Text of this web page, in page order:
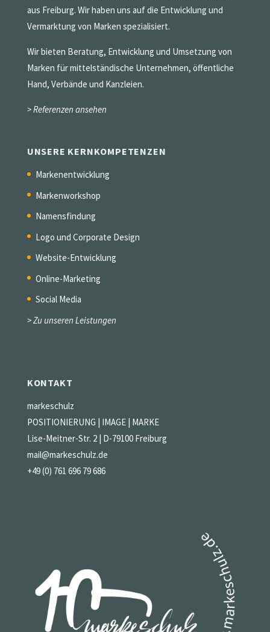
aus Freiburg. Wir haben uns auf die Entwicklung und
Vermarktung von Marken spezialisiert.
Wir bieten Beratung, Entwicklung und Umsetzung von
Marken für mittelständische Unternehmen, öffentliche
Hand, Verbände und Kanzleien.
> Referenzen ansehen
UNSERE KERNKOMPETENZEN
Markenentwicklung
Markenworkshop
Namensfindung
Logo und Corporate Design
Website-Entwicklung
Online-Marketing
Social Media
> Zu unseren Leistungen
KONTAKT
markeschulz
POSITIONIERUNG | IMAGE | MARKE
Lise-Meitner-Str. 2 | D-79100 Freiburg
mail@markeschulz.de
+49 (0) 761 696 79 686